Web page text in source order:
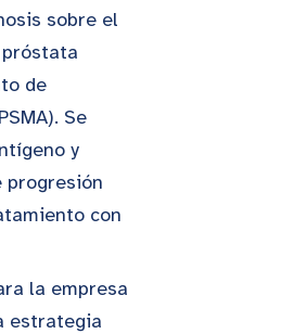
sobre el
de
Se
y
progresión
con
la empresa
estrategia